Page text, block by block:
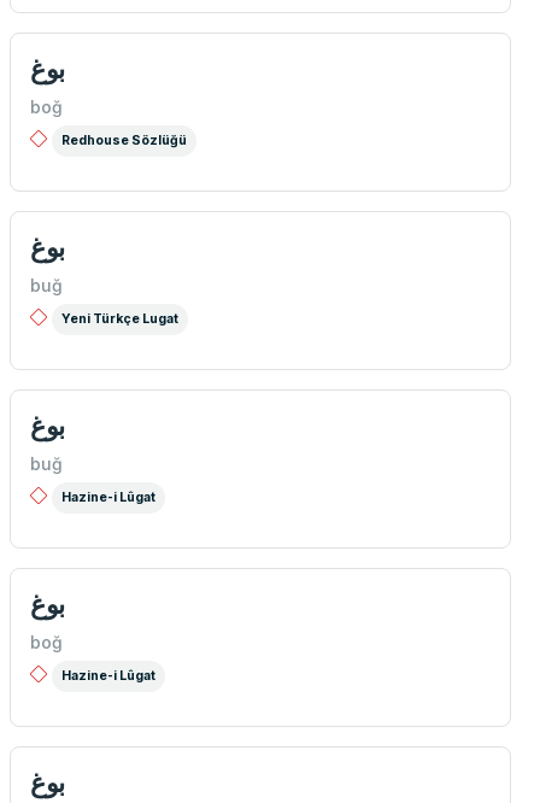
بوغ
boğ
Redhouse Sözlüğü
بوغ
buğ
Yeni Türkçe Lugat
بوغ
buğ
Hazine-i Lûgat
بوغ
boğ
Hazine-i Lûgat
بوغ